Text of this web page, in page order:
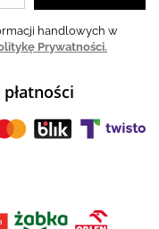
handlowych w
Prywatności.